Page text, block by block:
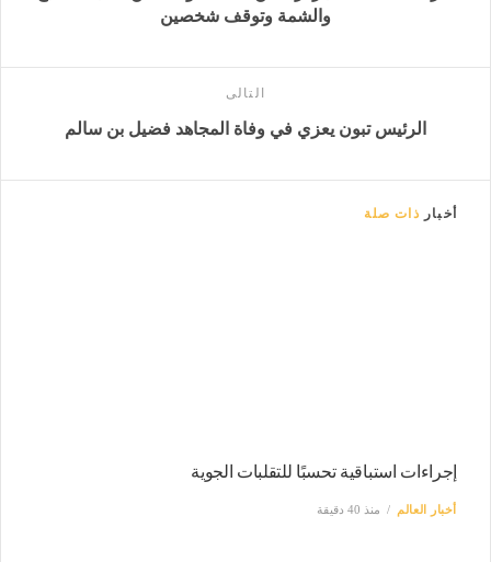
والشمة وتوقف شخصين
التالى
الرئيس تبون يعزي في وفاة المجاهد فضيل بن سالم
أخبار ذات صلة
إجراءات استباقية تحسبًا للتقلبات الجوية
أخبار العالم منذ 40 دقيقة